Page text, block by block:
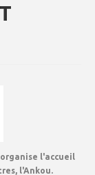
l'accueil
l'Ankou.